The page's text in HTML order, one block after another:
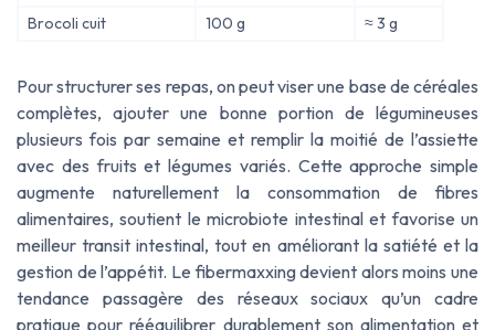
Brocoli cuit
100 g ≈ 3 g
Pour structurer ses repas, on peut viser une base de céréales
complètes, ajouter une bonne portion de légumineuses
plusieurs fois par semaine et remplir la moitié de l’assiette
avec des fruits et légumes variés. Cette approche simple
augmente naturellement la consommation de fibres
alimentaires, soutient le microbiote intestinal et favorise un
meilleur transit intestinal, tout en améliorant la satiété et la
gestion de l’appétit. Lefibermaxxingdevient alors moins une
tendance passagère des réseaux sociaux qu’un cadre
pratique pour rééquilibrer durablement son alimentation et